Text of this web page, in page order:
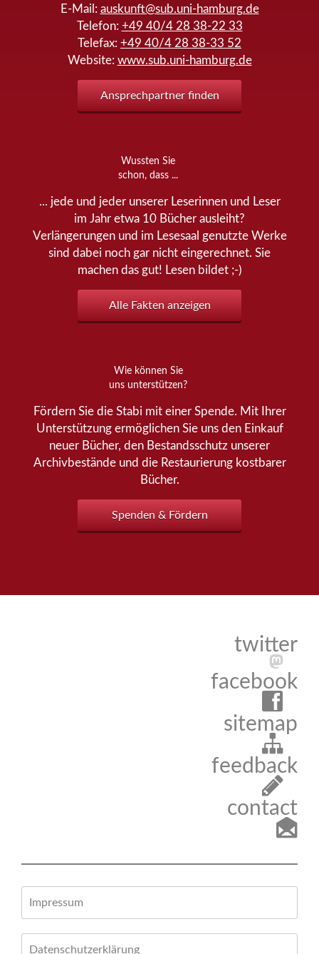
E-Mail: auskunft@sub.uni-hamburg.de
Telefon: +49 40/4 28 38-22 33
Telefax: +49 40/4 28 38-33 52
Website: www.sub.uni-hamburg.de
Ansprechpartner finden
Wussten Sie
schon, dass ...
... jede und jeder unserer Leserinnen und Leser
im Jahr etwa 10 Bücher ausleiht?
Verlängerungen und im Lesesaal genutzte Werke
sind dabei noch gar nicht eingerechnet. Sie
machen das gut! Lesen bildet ;-)
Alle Fakten anzeigen
Wie können Sie
uns unterstützen?
Fördern Sie die Stabi mit einer Spende. Mit Ihrer
Unterstützung ermöglichen Sie uns den Einkauf
neuer Bücher, den Bestandsschutz unserer
Archivbestände und die Restaurierung kostbarer
Bücher.
Spenden & Fördern
twitter
facebook
sitemap
feedback
contact
Impressum
Datenschutzerklärung